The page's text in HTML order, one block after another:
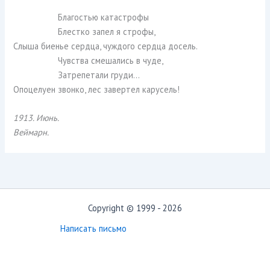
Благостью катастрофы
Блестко запел я строфы,
Слыша биенье сердца, чуждого сердца досель.
Чувства смешались в чуде,
Затрепетали груди…
Опоцелуен звонко, лес завертел карусель!
1913. Июнь.
Веймарн.
Copyright © 1999 - 2026
Написать письмо